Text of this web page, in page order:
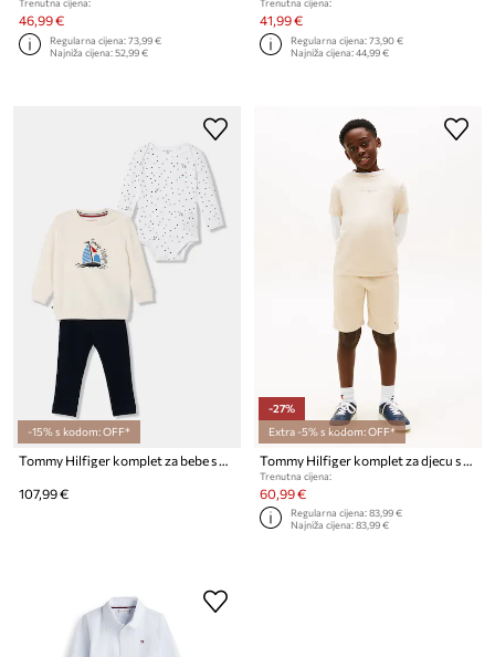
Trenutna cijena:
46,99 €
Regularna cijena:73,99 €
Najniža cijena:52,99 €
Trenutna cijena:
41,99 €
Regularna cijena:73,90 €
Najniža cijena:44,99 €
-15% s kodom: OFF*
107,99 €
-27%
Extra -5% s kodom: OFF*
Trenutna cijena:
60,99 €
Regularna cijena:83,99 €
Najniža cijena:83,99 €